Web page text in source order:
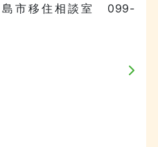
市移住相談室 099-